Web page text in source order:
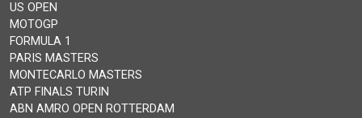
US OPEN
MOTOGP
FORMULA 1
PARIS MASTERS
MONTECARLO MASTERS
ATP FINALS TURIN
ABN AMRO OPEN ROTTERDAM